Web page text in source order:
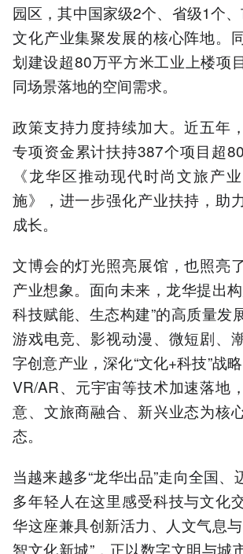
园区，其中国家级2个、省级1个
文化产业集聚发展的核心阵地。
划建设超80万平方米工业上楼项
同场景落地的空间需求。
政策支持力度持续加大。近五年
专项资金累计扶持387个项目超
《龙华区推动现代时尚文旅产
施》，进一步强化产业扶持，助
成长。
文博会的灯光照亮展馆，也照亮
产业想象。面向未来，龙华提出构
科技赋能、生态构建”的高质量发
游戏电竞、影视动漫、微短剧、
字创意产业，深化“文化+科技”战略
VR/AR、元宇宙等技术加速落地
意、文旅商融合、新兴业态为核
态。
当越来越多“龙华出品”走向全国、
多年轻人在这里感受科技与文化
华这座兼具创新活力、人文气息
智文化新城”，正以数字文明与城